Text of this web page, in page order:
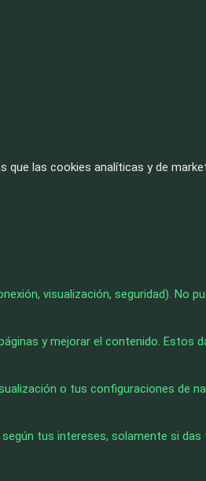
que las cookies analíticas y de
visualización, seguridad). No
y mejorar el contenido. Estos
o tus configuraciones de
tus intereses, solamente si